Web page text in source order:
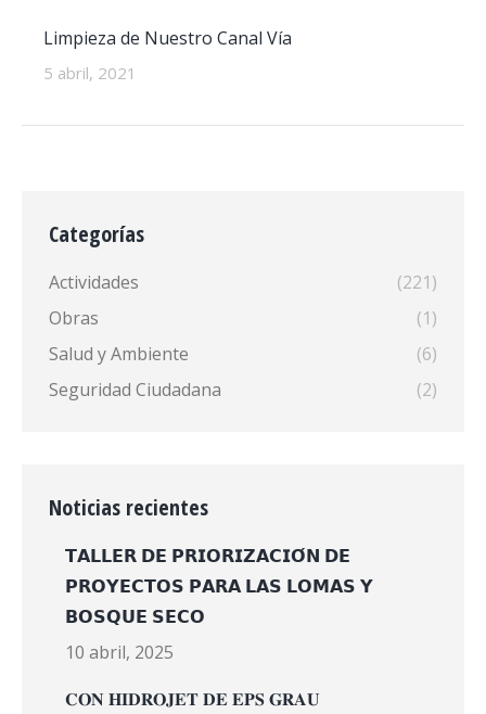
Limpieza de Nuestro Canal Vía
5 abril, 2021
Categorías
Actividades
(221)
Obras
(1)
Salud y Ambiente
(6)
Seguridad Ciudadana
(2)
Noticias recientes
𝗧𝗔𝗟𝗟𝗘𝗥 𝗗𝗘 𝗣𝗥𝗜𝗢𝗥𝗜𝗭𝗔𝗖𝗜𝗢́𝗡 𝗗𝗘
𝗣𝗥𝗢𝗬𝗘𝗖𝗧𝗢𝗦 𝗣𝗔𝗥𝗔 𝗟𝗔𝗦 𝗟𝗢𝗠𝗔𝗦 𝗬
𝗕𝗢𝗦𝗤𝗨𝗘 𝗦𝗘𝗖𝗢
10 abril, 2025
𝐂𝐎𝐍 𝐇𝐈𝐃𝐑𝐎𝐉𝐄𝐓 𝐃𝐄 𝐄𝐏𝐒 𝐆𝐑𝐀𝐔